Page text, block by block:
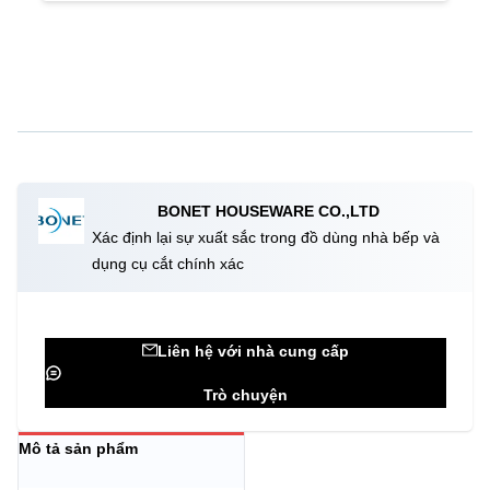
BONET HOUSEWARE CO.,LTD
Xác định lại sự xuất sắc trong đồ dùng nhà bếp và
dụng cụ cắt chính xác
Liên hệ với nhà cung cấp
Trò chuyện
Mô tả sản phẩm